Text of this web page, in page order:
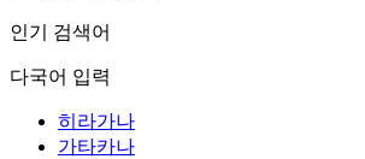
인기 검색어
다국어 입력
히라가나
가타카나